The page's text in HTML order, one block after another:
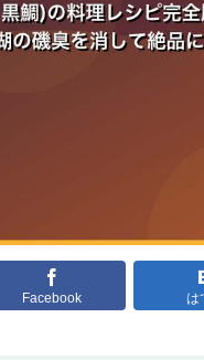
Facebook は